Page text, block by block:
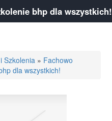
Szkolenia » Fachowo
dla wszystkich!
bhp dla wszystkich!